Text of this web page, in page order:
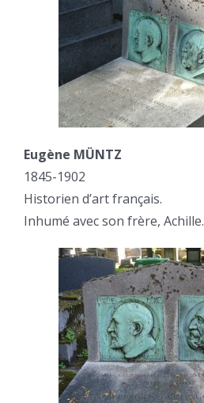
Eugène MÜNTZ
1845-1902
Historien d’art français.
Inhumé avec son frère, Achille.